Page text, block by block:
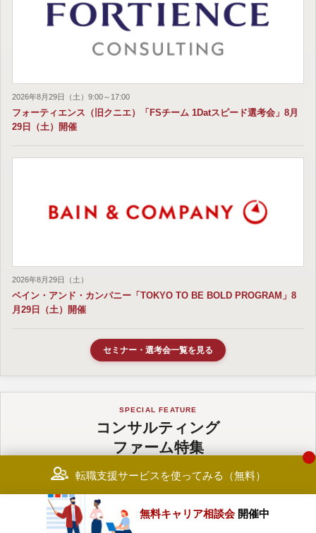
2026年8月29日（土）9:00～17:00
フォーティエンス（旧クニエ）「FSチーム 1Datスピード選考会」8月
29日（土）開催
2026年8月29日（土）
ベイン・アンド・カンパニー「TOKYO TO BE BOLD PROGRAM」8
月29日（土）開催
セミナー・選考会一覧を見る
SPECIAL FEATURE
コンサルティング
ファーム特集
主要ファームの特徴・求人・選考情報を紹介
転職支援サービスを使ってみる（無料）
無料キャリア相談会 開催中